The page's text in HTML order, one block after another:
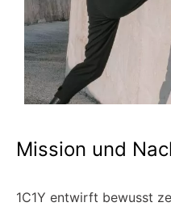
Mission und
1C1Y entwirft bewusst